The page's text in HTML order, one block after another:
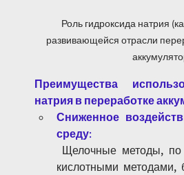
Роль гидроксида натрия
развивающейся отрасли
Преимущества
натрия в переработке
Сниженное
среду:
кислотными методами,